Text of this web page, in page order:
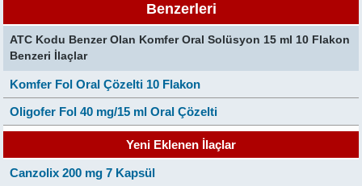
Benzerleri
ATC Kodu Benzer Olan Komfer Oral Solüsyon 15 ml 10 Flakon
Benzeri İlaçlar
Komfer Fol Oral Çözelti 10 Flakon
Oligofer Fol 40 mg/15 ml Oral Çözelti
Yeni Eklenen İlaçlar
Canzolix 200 mg 7 Kapsül